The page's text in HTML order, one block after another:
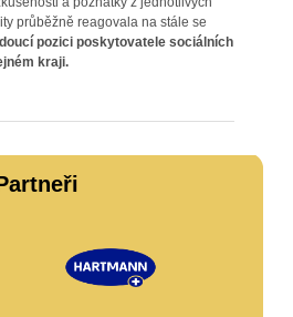
průběžně reagovala na stále se
pozici poskytovatele sociálních
kraji.